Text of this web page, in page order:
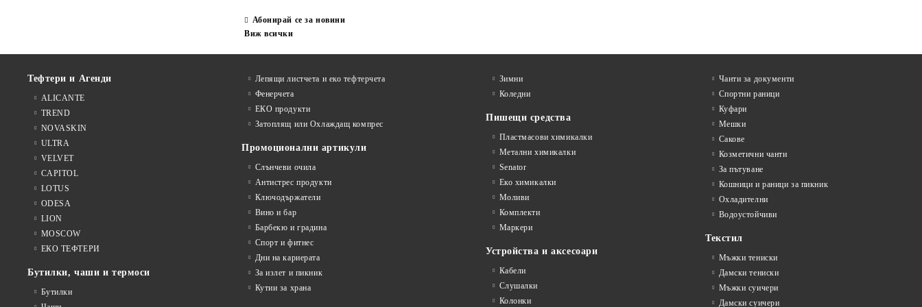
Абонирай се за новини
Виж всички
Тефтери и Агенди
ALICANTE
TREND
NOVASKIN
ULTRA
VELVET
CAPITOL
LOTUS
ODESA
LION
MOSCOW
ЕКО ТЕФТЕРИ
Бутилки, чаши и термоси
Бутилки
Лепящи листчета и еко тефтeрчета
Фенерчета
ЕКО продукти
Затоплящ или Охлаждащ компрес
Промоционални артикули
Слънчеви очила
Антистрес продукти
Ключодържатели
Вино и бар
Барбекю и градина
Спорт и фитнес
Дни на кариерата
За излет и пикник
Кутии за храна
Зимни
Коледни
Пишещи средства
Пластмасови химикалки
Метални химикалки
Senator
Еко химикалки
Моливи
Комплекти
Маркери
Устройства и аксесоари
Кабели
Слушалки
Колонки
Чанти за документи
Спортни раници
Куфари
Мешки
Сакове
Козметични чанти
За пътуване
Кошници и раници за пикник
Охладителни
Водоустойчиви
Текстил
Мъжки тениски
Дамски тениски
Мъжки суичери
Дамски суичери